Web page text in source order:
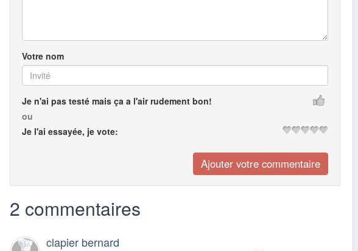
Votre nom
Je n'ai pas testé mais ça a l'air rudement bon!
ou
Je l'ai essayée, je vote:
2 commentaires
clapier bernard